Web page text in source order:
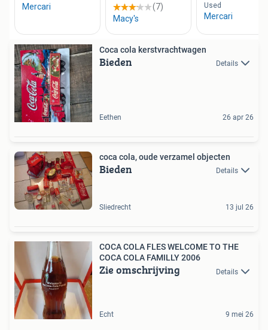
Coca cola kerstvrachtwagen
Bieden Details
Eethen 26 apr 26
coca cola, oude verzamel objecten
Bieden Details
Sliedrecht 13 jul 26
COCA COLA FLES WELCOME TO THE
COCA COLA FAMILLY 2006
Zie omschrijving Details
Echt 9 mei 26